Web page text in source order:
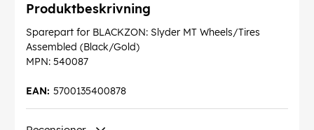
Produktbeskrivning
Sparepart for BLACKZON: Slyder MT Wheels/Tires
Assembled (Black/Gold)
MPN: 540087
5700135400878
EAN: